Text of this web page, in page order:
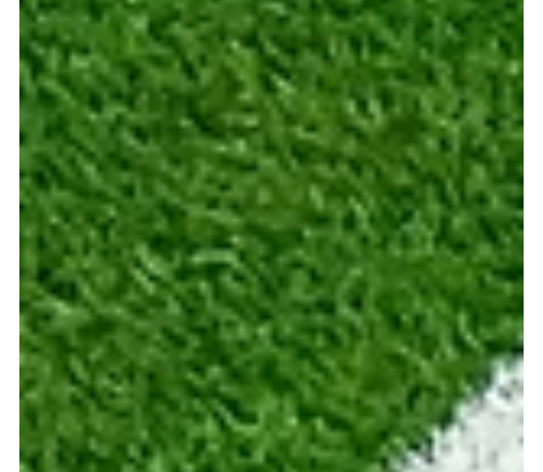
7. juli 2 min lesing
Sport
Overtidsscoring sendte Spania til
kvartfinale – Ronaldo endte uten
tittel
Spania er klare for kvartfinale i VM. Mikel Merino ble
matchvinner med 1-0 på overtid og sendte Portugal og